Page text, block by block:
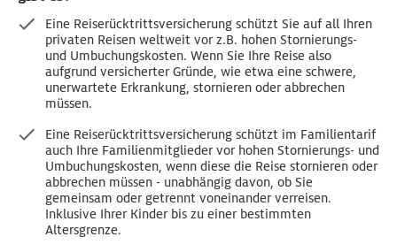
Eine Reiserücktrittsversicherung schützt Sie auf all Ihren
privaten Reisen weltweit vor z.B. hohen Stornierungs-
und Umbuchungskosten. Wenn Sie Ihre Reise also
aufgrund versicherter Gründe, wie etwa eine schwere,
unerwartete Erkrankung, stornieren oder abbrechen
müssen.
Eine Reiserücktrittsversicherung schützt im Familientarif
auch Ihre Familienmitglieder vor hohen Stornierungs- und
Umbuchungskosten, wenn diese die Reise stornieren oder
abbrechen müssen - unabhängig davon, ob Sie
gemeinsam oder getrennt voneinander verreisen.
Inklusive Ihrer Kinder bis zu einer bestimmten
Altersgrenze.